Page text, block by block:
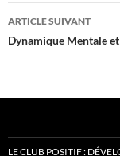
articles
ARTICLE SUIVANT
Dynamique Mentale
LE CLUB POSITIF :